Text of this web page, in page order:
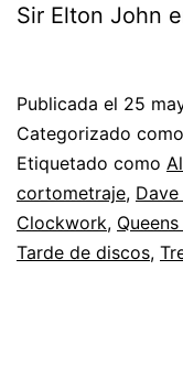
Sir Elton John
Publicada el 25
Categorizado como
Etiquetado como
cortometraje,
Clockwork,
Tarde de discos,